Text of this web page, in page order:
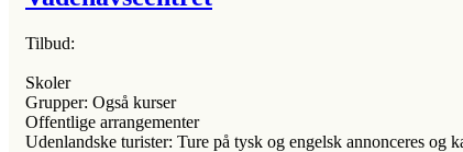
Tilbud:
Skoler
Grupper: Også kurser
Offentlige arrangementer
Udenlandske turister: Ture på tysk og engelsk annonceres og